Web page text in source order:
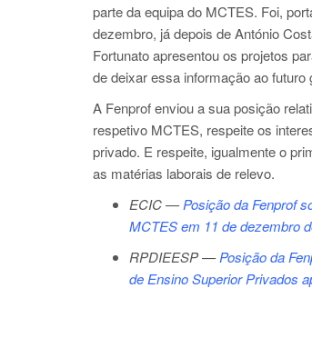
parte da equipa do MCTES. Foi,
dezembro, já depois de António
Fortunato apresentou os projetos
de deixar essa informação ao futuro
A Fenprof enviou a sua posição
respetivo MCTES, respeite os
privado. E respeite, igualmente o
as matérias laborais de relevo.
ECIC —Posição da Fenprof
MCTES em 11 de dezembro
RPDIEESP —Posição da
de Ensino Superior Privados